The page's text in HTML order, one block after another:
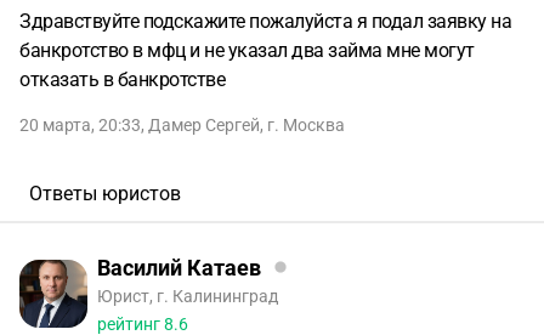
Здравствуйте подскажите пожалуйста я подал заявку на
банкротство в мфц и не указал два займа мне могут
отказать в банкротстве
20 марта, 20:33, Дамер Сергей, г. Москва
Ответы юристов
Василий Катаев
Юрист, г. Калининград
рейтинг8.6